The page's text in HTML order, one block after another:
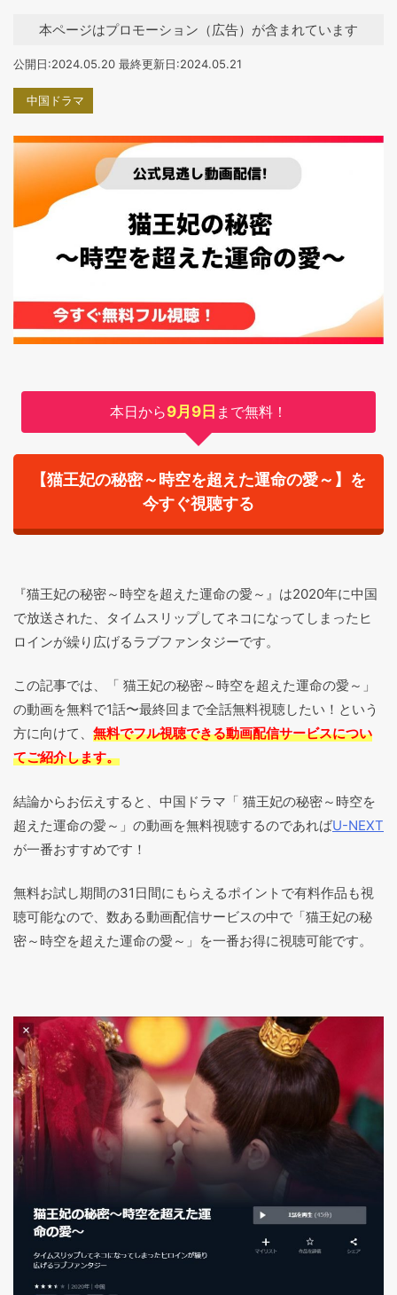
本ページはプロモーション（広告）が含まれています
公開日:2024.05.20 最終更新日:2024.05.21
中国ドラマ
本日から9月9日 まで無料！
【猫王妃の秘密～時空を超えた運命の愛～】を
今すぐ視聴する
『猫王妃の秘密～時空を超えた運命の愛～』は2020年に中国
で放送された、タイムスリップしてネコになってしまったヒ
ロインが繰り広げるラブファンタジーです。
この記事では、「 猫王妃の秘密～時空を超えた運命の愛～」
の動画を無料で1話〜最終回まで全話無料視聴したい！という
方に向けて、 無料でフル視聴できる動画配信サービスについ
てご紹介します。
結論からお伝えすると、中国ドラマ「 猫王妃の秘密～時空を
超えた運命の愛～」の動画を無料視聴するのであればU-NEXT
が一番おすすめです！
無料お試し期間の31日間にもらえるポイントで有料作品も視
聴可能なので、数ある動画配信サービスの中で「猫王妃の秘
密～時空を超えた運命の愛～」を一番お得に視聴可能です。